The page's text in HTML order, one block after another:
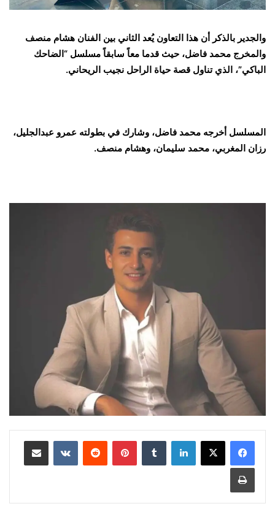
والجدير بالذكر أن هذا التعاون يُعد الثاني بين الفنان هشام منصف
والمخرج محمد فاضل، حيث قدما معاً سابقاً مسلسل “الضاحك
الباكي”، الذي تناول قصة حياة الراحل نجيب الريحاني.
المسلسل أخرجه محمد فاضل، وشارك في بطولته عمرو عبدالجليل،
رزان المغربي، محمد سليمان، وهشام منصف.
لينكدإن بينتيريست مشاركة عبر البريد
طباعة